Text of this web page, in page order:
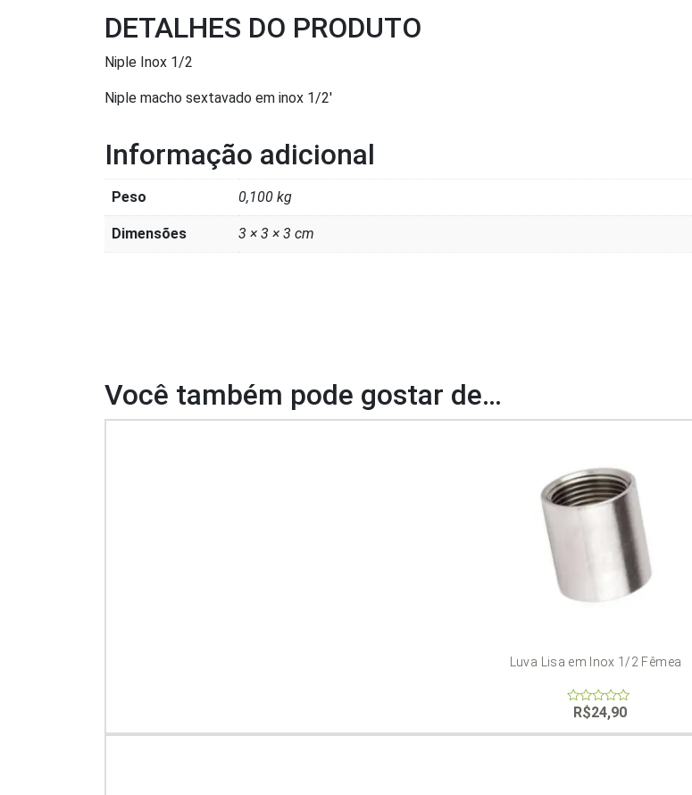
DETALHES DO PRODUTO
Niple Inox 1/2
Niple macho sextavado em inox 1/2′
Informação adicional
Peso 0,100 kg
Dimensões 3 × 3 × 3 cm
Você também pode gostar de…
Luva Lisa em Inox 1/2 Fêmea
of
R$24,90